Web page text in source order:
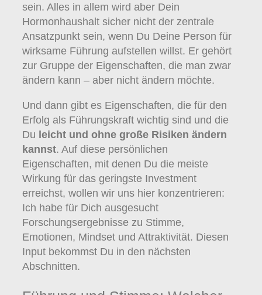
sein. Alles in allem wird aber Dein
Hormonhaushalt sicher nicht der zentrale
Ansatzpunkt sein, wenn Du Deine Person für
wirksame Führung aufstellen willst. Er gehört
zur Gruppe der Eigenschaften, die man zwar
ändern kann – aber nicht ändern möchte.
Und dann gibt es Eigenschaften, die für den
Erfolg als Führungskraft wichtig sind und die
Du leicht und ohne große Risiken ändern
kannst. Auf diese persönlichen
Eigenschaften, mit denen Du die meiste
Wirkung für das geringste Investment
erreichst, wollen wir uns hier konzentrieren:
Ich habe für Dich ausgesucht
Forschungsergebnisse zu Stimme,
Emotionen, Mindset und Attraktivität. Diesen
Input bekommst Du in den nächsten
Abschnitten.